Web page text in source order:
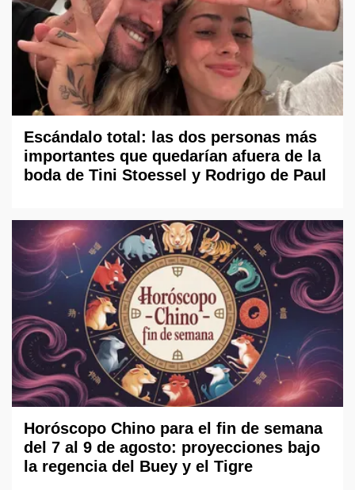
Escándalo total: las dos personas más
importantes que quedarían afuera de la
boda de Tini Stoessel y Rodrigo de Paul
Horóscopo Chino para el fin de semana
del 7 al 9 de agosto: proyecciones bajo
la regencia del Buey y el Tigre